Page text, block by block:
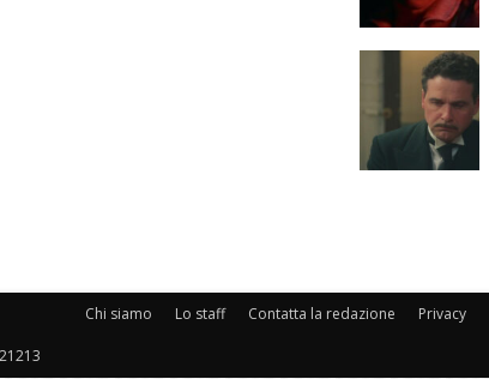
Chi siamo Lo staff Contatta la redazione Privacy